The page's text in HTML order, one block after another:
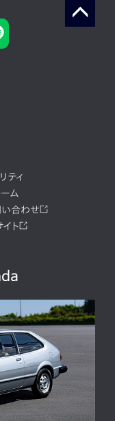
ティ
ム
い合わせ
ト